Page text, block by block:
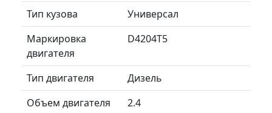
Тип кузова
Универсал
Маркировка
двигателя
D4204T5
Тип двигателя
Дизель
Объем двигателя
2.4